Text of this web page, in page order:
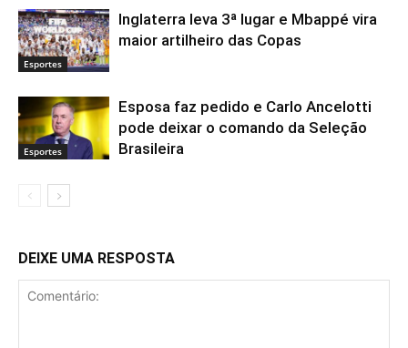
Esportes
Inglaterra leva 3ª lugar e Mbappé vira
maior artilheiro das Copas
Esportes
Esposa faz pedido e Carlo Ancelotti
pode deixar o comando da Seleção
Brasileira
DEIXE UMA RESPOSTA